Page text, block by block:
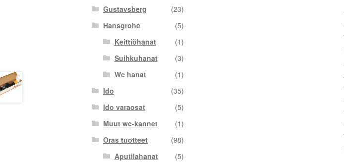
Gustavsberg
(23)
Hansgrohe
(5)
Keittiöhanat
(1)
Suihkuhanat
(3)
Wc hanat
(1)
Ido
(35)
Ido varaosat
(5)
Muut wc-kannet
(1)
Oras tuotteet
(98)
Aputilahanat
(5)